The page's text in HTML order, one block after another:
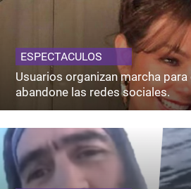
ESPECTACULOS
Usuarios organizan marcha para
abandone las redes sociales.